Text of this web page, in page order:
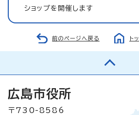
ショップを開催します
前のページへ戻る ト
広島市役所
〒730-8586